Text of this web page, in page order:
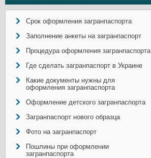
Срок оформления загранпаспорта
Заполнение анкеты на загранпаспорт
Процедура оформления загранпаспорта
Где сделать загранпаспорт в Украине
Какие документы нужны для
оформления загранпаспорта
Оформление детского загранпаспорта
Загранпаспорт нового образца
Фото на загранпаспорт
Пошлины при оформлении
загранпаспорта